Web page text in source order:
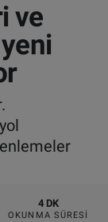
ve
4 DK
OKUNMA SÜRESI